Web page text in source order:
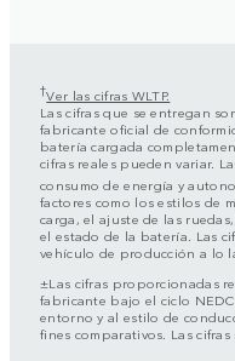
†Ver las cifras WLTP.
Las cifras que se entregan
fabricante oficial de
batería cargada
cifras reales pueden variar.
consumo de energía y
factores como los estilos de
carga, el ajuste de las
el estado de la batería. Las
vehículo de producción a lo
±Las cifras proporcionadas
fabricante bajo el ciclo
entorno y al estilo de
fines comparativos. Las